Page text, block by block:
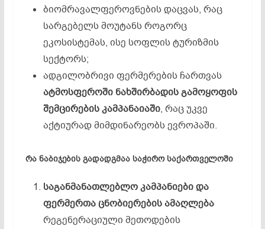
ბიომრავალფეროვნების დაცვას, რაც
სარგებელს მოუტანს როგორც
ეკოსისტემას, ისე სოფლის ტურიზმის
სექტორს;
ადგილობრივი ფერმერების ჩართვას
ატმოსფეროში ნახშირბადის გამოყოფის
შემცირების კამპანაიაში, რაც უკვე
აქტიურად მიმდინარეობს ევროპაში.
რა ნაბიჯების გადადგმაა საჭირო საქართველოში
საგანმანათლებლოკამპანიებიდა
ფერმერთაცნობიერების ამაღლება
რეგენერაციული მეთოდების